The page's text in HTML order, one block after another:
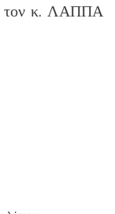
τον κ. ΛΑΠΠΑ